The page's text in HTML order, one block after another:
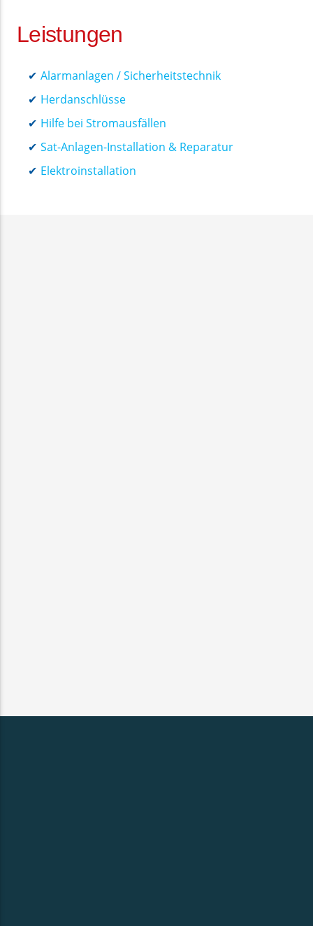
Leistungen
Alarmanlagen / Sicherheitstechnik
Herdanschlüsse
Hilfe bei Stromausfällen
Sat-Anlagen-Installation & Reparatur
Elektroinstallation